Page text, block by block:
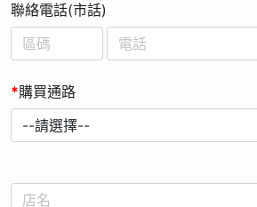
聯絡電話(市話)
*購買通路